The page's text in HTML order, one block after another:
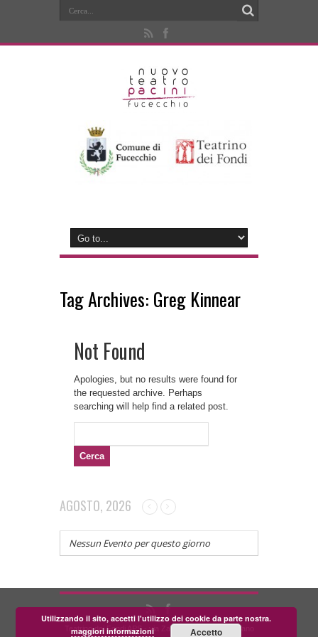
Tag Archives: Greg Kinnear
Not Found
Apologies, but no results were found for
the requested archive. Perhaps
searching will help find a related post.
AGOSTO, 2026
Nessun Evento per questo giorno
Teatrino dei Fondi APS - via Zara, 58 56024 Corazzano
Utilizzando il sito, accetti l'utilizzo dei cookie da parte nostra.
maggiori informazioni
Accetto